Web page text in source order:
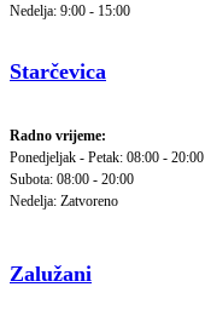
Nedelja: 9:00 - 15:00
Starčevica
Radno vrijeme:
Ponedjeljak - Petak: 08:00 - 20:00
Subota: 08:00 - 20:00
Nedelja: Zatvoreno
Zalužani